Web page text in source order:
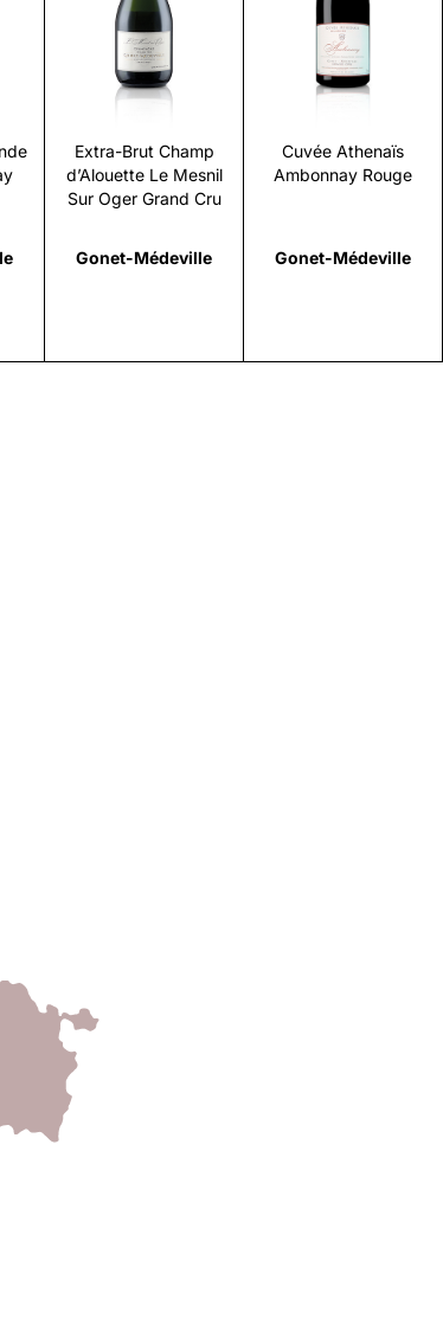
Extra-Brut Champ
d’Alouette Le Mesnil
Sur Oger Grand Cru
Gonet-Médeville
Scopri
Cuvée Athenaïs
Ambonnay Rouge
Gonet-Médeville
Scopri